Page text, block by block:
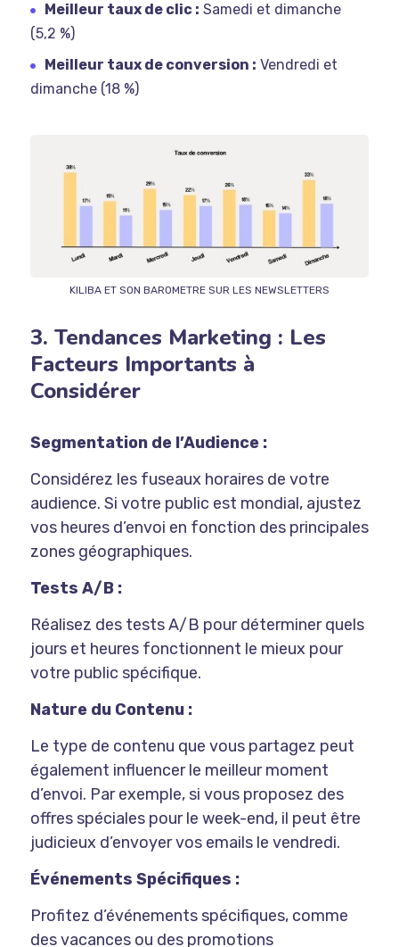
Meilleur taux de clic : Samedi et dimanche
(5,2 %)
Meilleur taux de conversion : Vendredi et
dimanche (18 %)
KILIBA ET SON BAROMETRE SUR LES NEWSLETTERS
3. Tendances Marketing : Les
Facteurs Importants à
Considérer
Segmentation de l’Audience :
Considérez les fuseaux horaires de votre
audience. Si votre public est mondial, ajustez
vos heures d’envoi en fonction des principales
zones géographiques.
Tests A/B :
Réalisez des tests A/B pour déterminer quels
jours et heures fonctionnent le mieux pour
votre public spécifique.
Nature du Contenu :
Le type de contenu que vous partagez peut
également influencer le meilleur moment
d’envoi. Par exemple, si vous proposez des
offres spéciales pour le week-end, il peut être
judicieux d’envoyer vos emails le vendredi.
Événements Spécifiques :
Profitez d’événements spécifiques, comme
des vacances ou des promotions